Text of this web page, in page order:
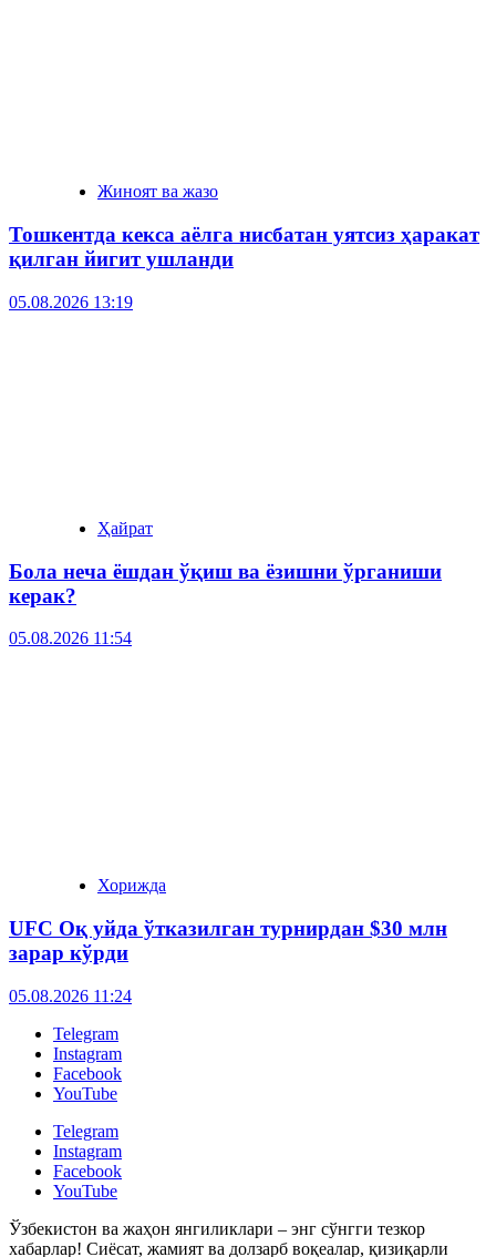
Жиноят ва жазо
Тошкентда кекса аёлга нисбатан уятсиз ҳаракат
қилган йигит ушланди
05.08.2026 13:19
Ҳайрат
Бола неча ёшдан ўқиш ва ёзишни ўрганиши
керак?
05.08.2026 11:54
Хорижда
UFC Оқ уйда ўтказилган турнирдан $30 млн
зарар кўрди
05.08.2026 11:24
Telegram
Instagram
Facebook
YouTube
Telegram
Instagram
Facebook
YouTube
Ўзбекистон ва жаҳон янгиликлари – энг сўнгги тезкор
хабарлар! Сиёсат, жамият ва долзарб воқеалар, қизиқарли